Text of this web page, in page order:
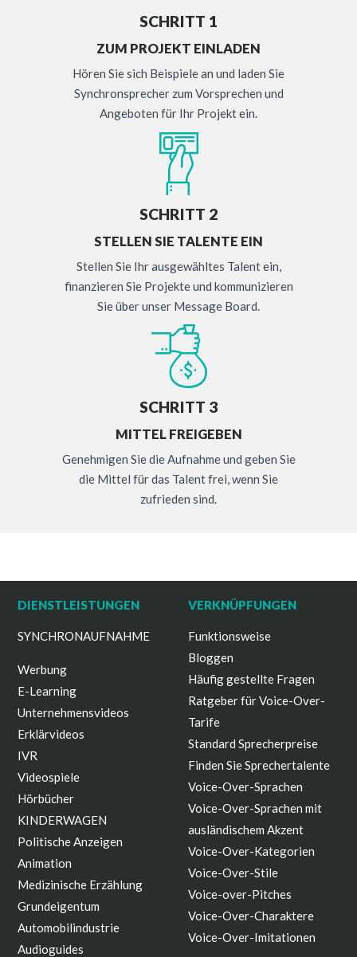
SCHRITT 1
ZUM PROJEKT EINLADEN
Hören Sie sich Beispiele an und laden Sie
Synchronsprecher zum Vorsprechen und
Angeboten für Ihr Projekt ein.
SCHRITT 2
STELLEN SIE TALENTE EIN
Stellen Sie Ihr ausgewähltes Talent ein,
finanzieren Sie Projekte und kommunizieren
Sie über unser Message Board.
SCHRITT 3
MITTEL FREIGEBEN
Genehmigen Sie die Aufnahme und geben Sie
die Mittel für das Talent frei, wenn Sie
zufrieden sind.
DIENSTLEISTUNGEN
SYNCHRONAUFNAHME
Werbung
E-Learning
Unternehmensvideos
Erklärvideos
IVR
Videospiele
Hörbücher
KINDERWAGEN
Politische Anzeigen
Animation
Medizinische Erzählung
Grundeigentum
Automobilindustrie
Audioguides
VERKNÜPFUNGEN
Funktionsweise
Bloggen
Häufig gestellte Fragen
Ratgeber für Voice-Over-
Tarife
Standard Sprecherpreise
Finden Sie Sprechertalente
Voice-Over-Sprachen
Voice-Over-Sprachen mit
ausländischem Akzent
Voice-Over-Kategorien
Voice-Over-Stile
Voice-over-Pitches
Voice-Over-Charaktere
Voice-Over-Imitationen